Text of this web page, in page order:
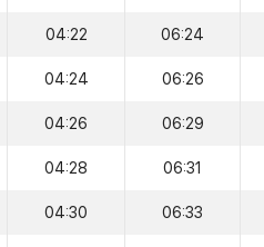
04:22 06:24
04:24 06:26
04:26 06:29
04:28 06:31
04:30 06:33